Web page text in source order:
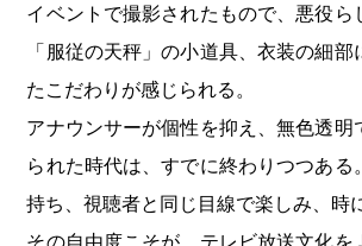
イベントで撮影されたもので、悪役ら
「服従の天秤」の小道具、衣装の細部
たこだわりが感じられる。
アナウンサーが個性を抑え、無色透明
られた時代は、すでに終わりつつある
持ち、視聴者と同じ目線で楽しみ、時